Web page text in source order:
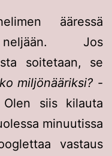
ääressä
Jos
soitetaan, se
miljönääriksi? -
siis kilauta
minuutissa
vastaus